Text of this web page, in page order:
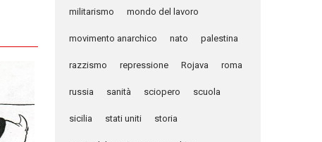
militarismo mondo del lavoro
movimento anarchico nato palestina
razzismo repressione Rojava roma
russia sanità sciopero scuola
sicilia stati uniti storia